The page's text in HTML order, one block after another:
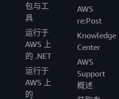
包与工
具
运行于
AWS 上
的 .NET
运行于
AWS 上
的
AWS
re:Post
Knowledge
Center
AWS
Support
概述